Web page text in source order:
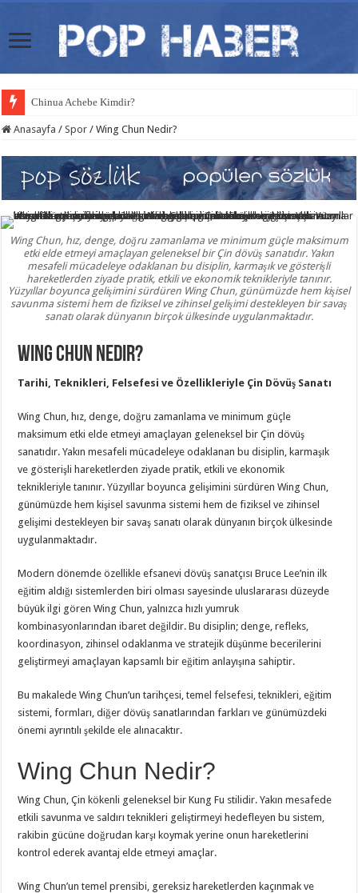
Chinua Achebe Kimdir?
Anasayfa / Spor / Wing Chun Nedir?
Wing Chun, hız, denge, doğru zamanlama ve minimum güçle maksimum
etki elde etmeyi amaçlayan geleneksel bir Çin dövüş sanatıdır. Yakın
mesafeli mücadeleye odaklanan bu disiplin, karmaşık ve gösterişli
hareketlerden ziyade pratik, etkili ve ekonomik teknikleriyle tanınır.
Yüzyıllar boyunca gelişimini sürdüren Wing Chun, günümüzde hem kişisel
savunma sistemi hem de fiziksel ve zihinsel gelişimi destekleyen bir savaş
sanatı olarak dünyanın birçok ülkesinde uygulanmaktadır.
Wing Chun Nedir?
Tarihi, Teknikleri, Felsefesi ve Özellikleriyle Çin Dövüş Sanatı
Wing Chun, hız, denge, doğru zamanlama ve minimum güçle
maksimum etki elde etmeyi amaçlayan geleneksel bir Çin dövüş
sanatıdır. Yakın mesafeli mücadeleye odaklanan bu disiplin, karmaşık
ve gösterişli hareketlerden ziyade pratik, etkili ve ekonomik
teknikleriyle tanınır. Yüzyıllar boyunca gelişimini sürdüren Wing Chun,
günümüzde hem kişisel savunma sistemi hem de fiziksel ve zihinsel
gelişimi destekleyen bir savaş sanatı olarak dünyanın birçok ülkesinde
uygulanmaktadır.
Modern dönemde özellikle efsanevi dövüş sanatçısı Bruce Lee’nin ilk
eğitim aldığı sistemlerden biri olması sayesinde uluslararası düzeyde
büyük ilgi gören Wing Chun, yalnızca hızlı yumruk
kombinasyonlarından ibaret değildir. Bu disiplin; denge, refleks,
koordinasyon, zihinsel odaklanma ve stratejik düşünme becerilerini
geliştirmeyi amaçlayan kapsamlı bir eğitim anlayışına sahiptir.
Bu makalede Wing Chun’un tarihçesi, temel felsefesi, teknikleri, eğitim
sistemi, formları, diğer dövüş sanatlarından farkları ve günümüzdeki
önemi ayrıntılı şekilde ele alınacaktır.
Wing Chun Nedir?
Wing Chun, Çin kökenli geleneksel bir Kung Fu stilidir. Yakın mesafede
etkili savunma ve saldırı teknikleri geliştirmeyi hedefleyen bu sistem,
rakibin gücüne doğrudan karşı koymak yerine onun hareketlerini
kontrol ederek avantaj elde etmeyi amaçlar.
Wing Chun’un temel prensibi, gereksiz hareketlerden kaçınmak ve